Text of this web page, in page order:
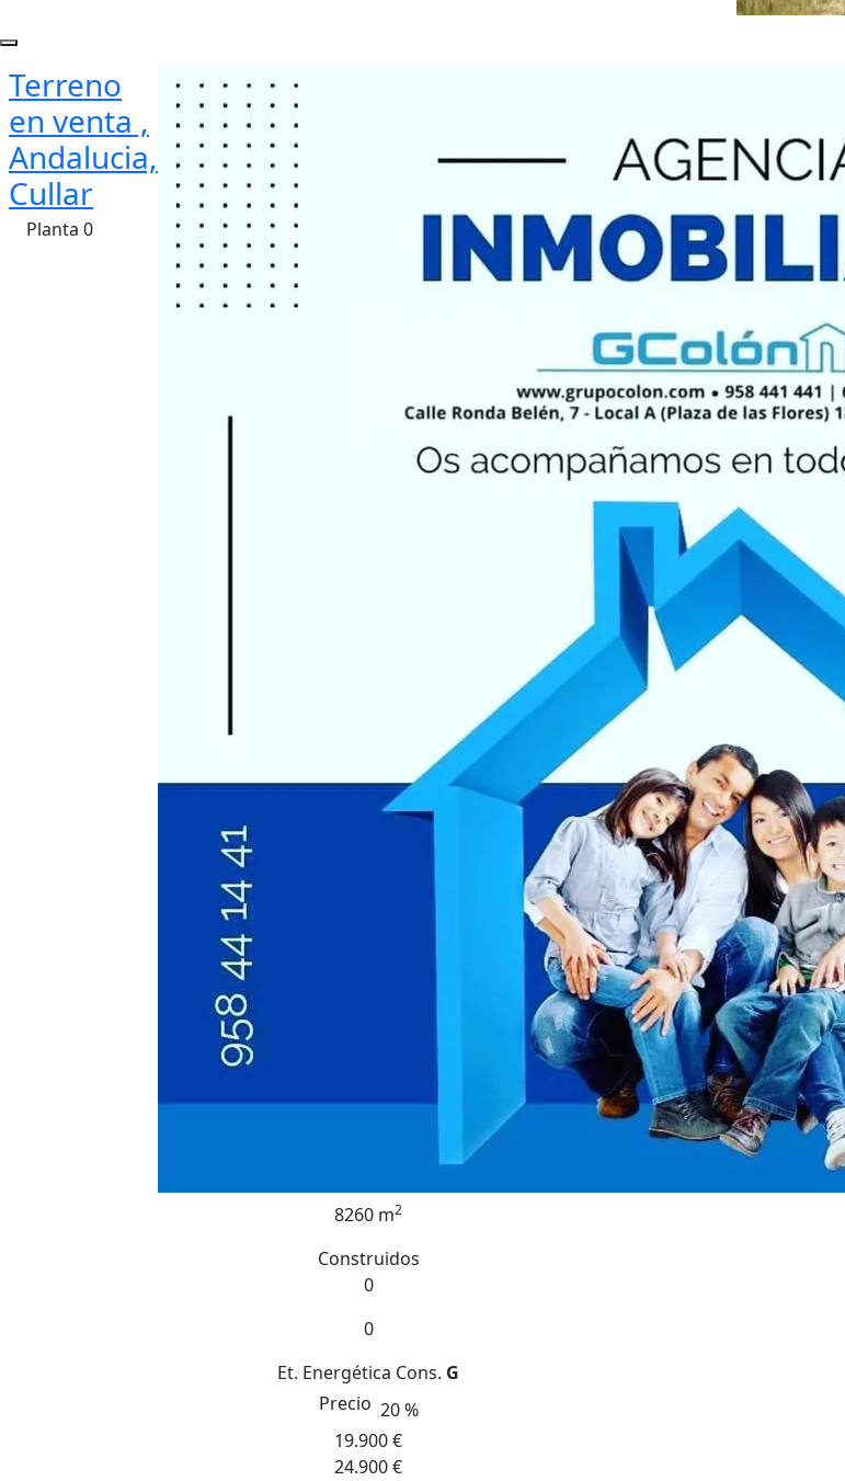
Terreno
en venta ,
Andalucia,
Cullar
Planta 0
8260 m2
Construidos
0
0
Et. Energética Cons. G
Precio 20 %
19.900 €
24.900 €